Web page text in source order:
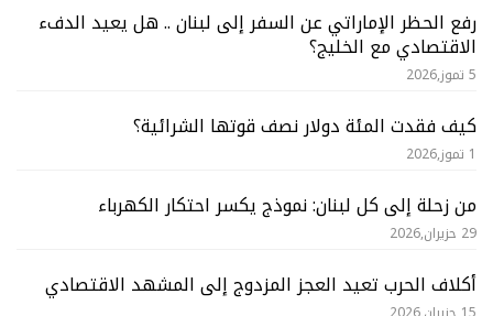
رفع الحظر الإماراتي عن السفر إلى لبنان .. هل يعيد الدفء
الاقتصادي مع الخليج؟
5 تموز,2026
كيف فقدت المئة دولار نصف قوتها الشرائية؟
1 تموز,2026
من زحلة إلى كل لبنان: نموذج يكسر احتكار الكهرباء
29 حزيران,2026
أكلاف الحرب تعيد العجز المزدوج إلى المشهد الاقتصادي